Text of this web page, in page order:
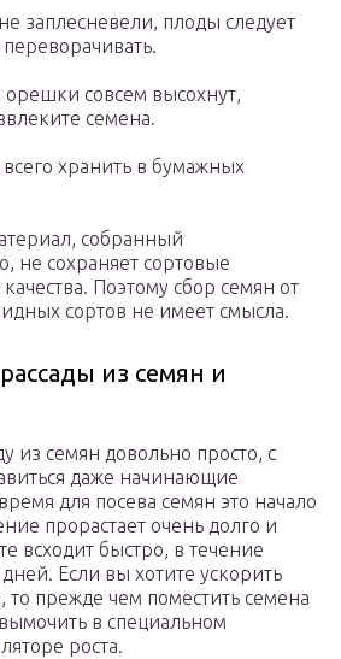
заплесневели, плоды следует
орешки совсем высохнут,
семена.
хранить в бумажных
собранный
не сохраняет сортовые
Поэтому сбор семян от
сортов не имеет смысла.
из семян и
из семян довольно просто, с
даже начинающие
для посева семян это начало
прорастает очень долго и
всходит быстро, в течение
Если вы хотите ускорить
то прежде чем поместить семена
в специальном
роста.